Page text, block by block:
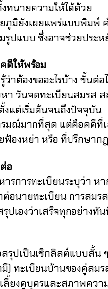
ทนายความให้ได้ด้วย
งเผยแพร่แบบพิมพ์ ค
รูปแบบ ซึ่งอาจช่วยประ
ให้พร้อม
องขออะไรบ้าง ขั้นต่
วันจดทะเบียนสมรส
งแต่เริ่มต้นจนถึงปัจจุบัน
กที่สุด แต่คือคดีที่เล่า
ฟ้องหย่า หรือ ที่ปรึกษา
อ
รทะเบียนระบุว่า หา
อนายทะเบียน การสม
ปเองว่าเสร็จทุกอย่างทั
ปเป็นเช็กลิสต์แบบสั้น
) ทะเบียนบ้านของคู่สมร
ลี้ยงดูบุตรและสภาพควา